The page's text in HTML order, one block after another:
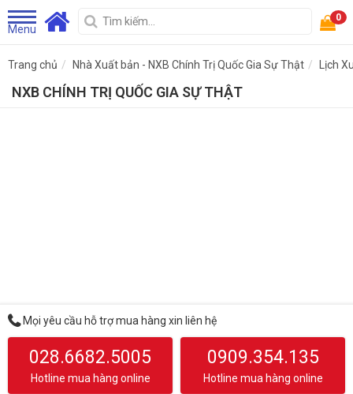
Menu
0
Trang chủ Nhà Xuất bản - NXB Chính Trị Quốc Gia Sự Thật Lịch
NXB CHÍNH TRỊ QUỐC GIA SỰ THẬT
Mọi yêu cầu hỗ trợ mua hàng xin liên hệ
028.6682.5005
Hotline mua hàng online
0909.354.135
Hotline mua hàng online